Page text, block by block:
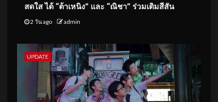
สดใส ได้ “ต้าเหนิง” และ “ณิชา” ร่วมเติมสีสัน
2 วัน ago admin
UPDATE